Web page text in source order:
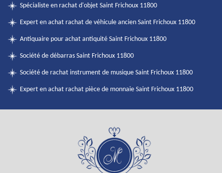
Spécialiste en rachat d'objet Saint Frichoux 11800
Expert en achat rachat de véhicule ancien Saint Frichoux 11800
Antiquaire pour achat antiquité Saint Frichoux 11800
Société de débarras Saint Frichoux 11800
Société de rachat instrument de musique Saint Frichoux 11800
Expert en achat rachat pièce de monnaie Saint Frichoux 11800